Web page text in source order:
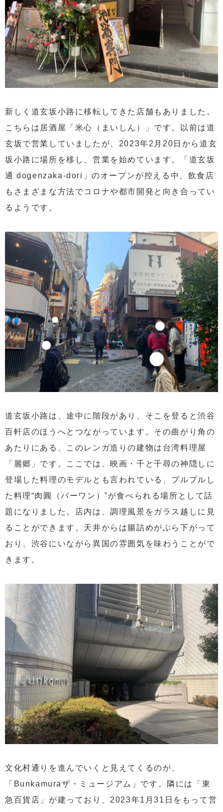
新しく道玄坂小路に移転してきた店舗もありました。
こちらは居酒屋「米心（まいしん）」です。以前は道
玄坂で営業していましたが、2023年2月20日から道玄
坂小路に場所を移し、営業を始めています。「道玄坂
通 dogenzaka-dori」のオープンが控える中、飲食店
もさまざまな方法でコロナや都市開発と向き合ってい
るようです。
道玄坂小路は、途中に階段があり、そこを登ると渋谷
百軒店のほうへとつながっています。その曲がり角の
あたりにある、このレンガ造りの建物は台湾料理屋
「麗郷」です。ここでは、映画・千と千尋の神隠しに
登場した料理のモデルとも言われている、プルプルし
た料理“肉圓（バーワン）”が食べられる場所として話
題になりました。店内は、調理風景をガラス越しに見
ることができます。天井からは腸詰めがぶら下がって
おり、渋谷にいながら異国の雰囲気を味わうことがで
きます。
文化村通りを進んでいくと見えてくるのが、
「Bunkamuraザ・ミュージアム」です。隣には「東
急百貨店」が建っており、2023年1月31日をもって営